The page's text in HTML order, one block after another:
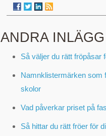
ANDRA INLÄGG
Så väljer du rätt fröpåsar
Namnklistermärken som
skolor
Vad påverkar priset på
Så hittar du rätt fröer för